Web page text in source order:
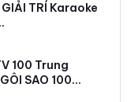
TRÍ Karaoke
100 Trung
SAO 100…